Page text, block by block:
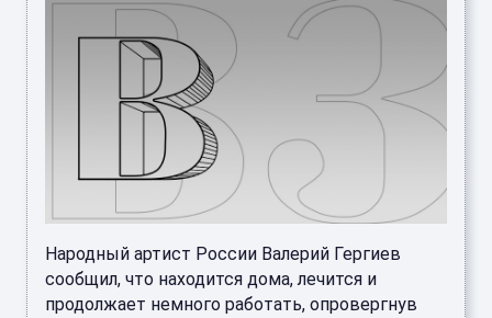
Народный артист России Валерий Гергиев
сообщил, что находится дома, лечится и
продолжает немного работать, опровергнув